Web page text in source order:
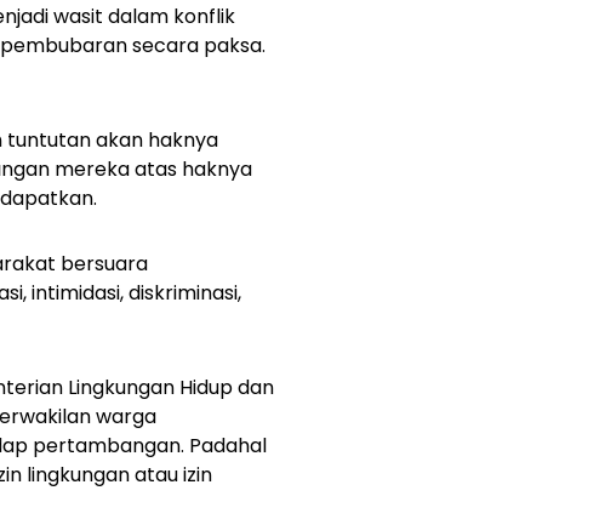
wasit dalam konflik
secara paksa.
tuntutan akan haknya
mereka atas haknya
bersuara
intimidasi, diskriminasi,
Lingkungan Hidup dan
warga
pertambangan. Padahal
lingkungan atau izin